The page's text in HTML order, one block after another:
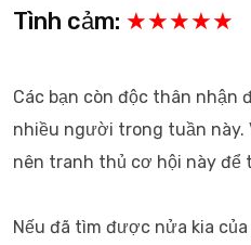
Tình cảm: ★★★★★
Các bạn còn độc thân nhận
nhiều người trong tuần này.
nên tranh thủ cơ hội này để
Nếu đã tìm được nửa kia